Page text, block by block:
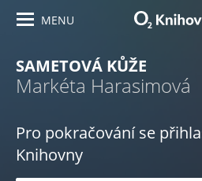
MENU
SAMETOVÁ KŮŽE
Markéta Harasimová
Pro pokračování se
Knihovny